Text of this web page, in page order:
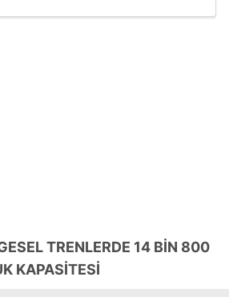
TRENLERDE 14 BİN 800
KAPASİTESİ